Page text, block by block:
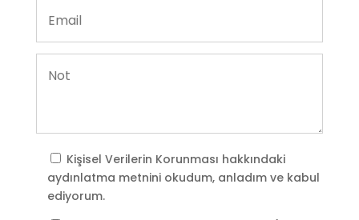
Kişisel Verilerin Korunması hakkındaki
aydınlatma metnini okudum, anladım ve kabul
ediyorum.